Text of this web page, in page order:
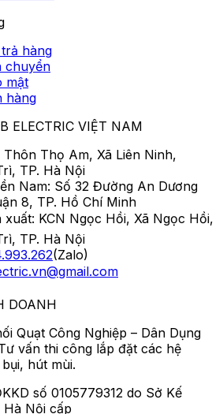
hàng
chuyển
mật
hàng
ELECTRIC VIỆT NAM
Thôn Thọ Am, Xã Liên Ninh,
TP. Hà Nội
Nam: Số 32 Đường An Dương
8, TP. Hồ Chí Minh
xuất: KCN Ngọc Hồi, Xã Ngọc Hồi,
TP. Hà Nội
(Zalo)
DOANH
Quạt Công Nghiệp – Dân Dụng
vấn thi công lắp đặt các hệ
hút mùi.
số 0105779312 do Sở Kế
Nội cấp